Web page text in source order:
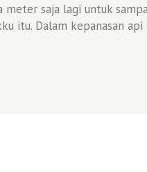
saja lagi untuk
itu. Dalam kepanasan